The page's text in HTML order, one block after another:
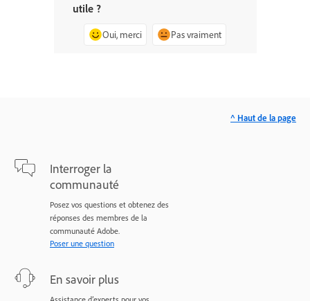
utile ?
Oui, merci Pas vraiment
Interroger la
communauté
Posez vos questions et obtenez des
réponses des membres de la
communauté Adobe.
Poser une question
En savoir plus
^ Haut de la page